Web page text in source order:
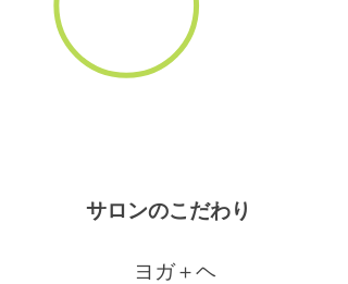
​サロンのこだわり
ヨガ＋ヘ